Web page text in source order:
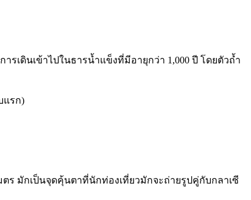
เดินเข้าไปในธารน้ำแข็งที่มีอายุกว่า 1,000 ปี โดยตัวถ้ำ
แรก)
ร มักเป็นจุดคุ้นตาที่นักท่องเที่ยวมักจะถ่ายรูปคู่กับกลาเซี